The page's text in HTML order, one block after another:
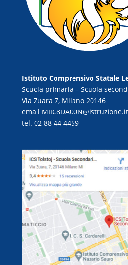
Istituto Comprensivo Statale
Scuola primaria – Scuola
Via Zuara 7, Milano 20146
email MIIC8DA00N@istruzione.it
tel. 02 88 44 4459